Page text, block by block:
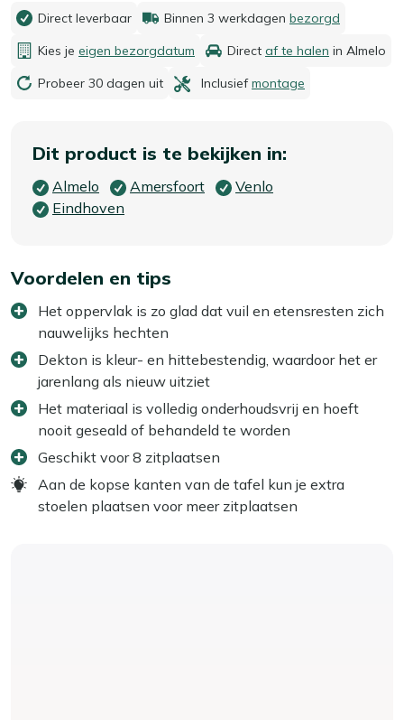
Direct leverbaar Binnen 3 werkdagen bezorgd
Kies je eigen bezorgdatum Direct af te halen in Almelo
Probeer 30 dagen uit
Inclusiefmontage
Dit product is te bekijken in:
Almelo Amersfoort
Venlo
Eindhoven
Voordelen en tips
Het oppervlak is zo glad dat vuil en etensresten zich
nauwelijks hechten
Dekton is kleur- en hittebestendig, waardoor het er
jarenlang als nieuw uitziet
Het materiaal is volledig onderhoudsvrij en hoeft
nooit geseald of behandeld te worden
Geschikt voor 8 zitplaatsen
Aan de kopse kanten van de tafel kun je extra
stoelen plaatsen voor meer zitplaatsen